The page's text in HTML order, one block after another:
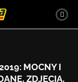
MOCNY I
ZDJĘCIA,